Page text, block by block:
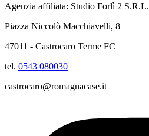
Agenzia affiliata: Studio Forlì 2 S.R.L.
Piazza Niccolò Macchiavelli, 8
47011 - Castrocaro Terme FC
tel. 0543 080030
castrocaro@romagnacase.it